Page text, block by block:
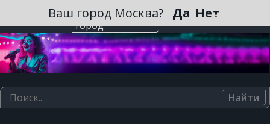
Выберите
город
Ваш город Москва? Да Нет
Найти